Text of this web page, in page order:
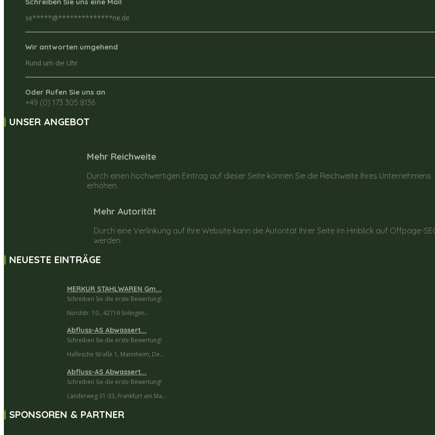
se*****@**************ne.de
Wir antworten umgehend
Rund um die Uhr
Oder Rufen Sie uns an
+49 (0) 173 305 8136
UNSER ANGEBOT
Mehr Reichweite
Durch einen hochwertigen Eintrag auf dieser Seite können Sie die Reichweite Ihres Unternehmens
erhöhen.
Mehr Autorität
Durch eine Verlinkung auf Ihre Website kann die Autorität Ihrer Seite im Hinblick auf Offpage-
werden.
NEUESTE EINTRÄGE
MERKUR STAHLWAREN Gm...
Schreiben Sie die erste Bewertung!
Nordstr. 10 , 42719 Solingen...
Abfluss-AS Abwassert...
Schreiben Sie die erste Bewertung!
Hallesche Straße 1, Mannheim, De...
Abfluss-AS Abwassert...
Schreiben Sie die erste Bewertung!
Länderweg 31-33, Frankfurt am Ma...
SPONSOREN & PARTNER